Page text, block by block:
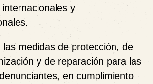
y
las medidas de protección, de
y de reparación para las
en cumplimiento